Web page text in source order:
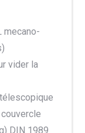
mecano-
vider la
DIN 1989